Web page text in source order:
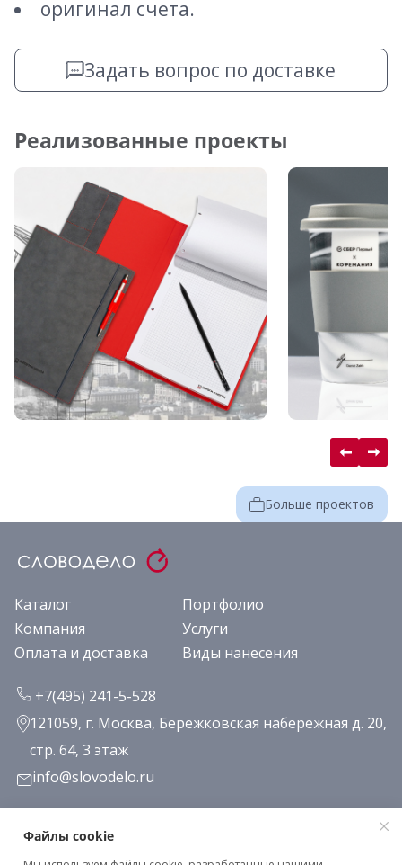
оригинал счета.
Задать вопрос по доставке
Реализованные проекты
Больше проектов
Каталог
Портфолио
Компания
Услуги
Оплата и доставка
Виды нанесения
+7(495) 241-5-528
121059, г. Москва, Бережковская набережная д. 20,
стр. 64, 3 этаж
info@slovodelo.ru
Заказать звонок
Файлы cookie